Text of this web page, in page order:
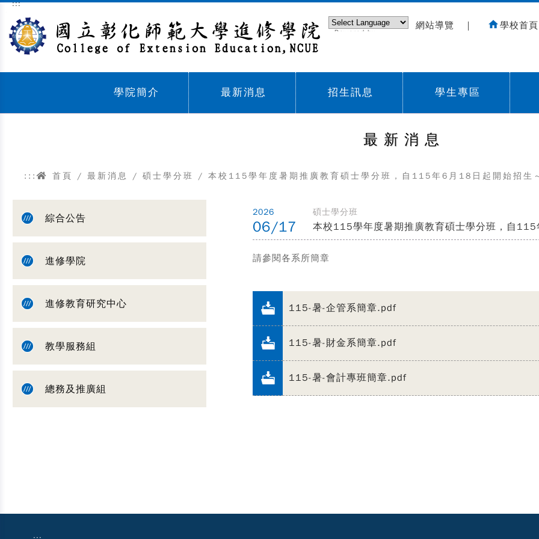
跳到主要內容區塊
:::
Powered by
網站導覽 ｜ 學校首頁
學院簡介 最新消息 招生訊息 學生專區
最新消息
::: 首頁 / 最新消息 / 碩士學分班 / 本校115學年度暑期推廣教育碩士學分班，自115年6月18日起開始招生
綜合公告
進修學院
進修教育研究中心
教學服務組
總務及推廣組
2026
06/17
碩士學分班
本校115學年度暑期推廣教育碩士學分班，自
請參閱各系所簡章
115-暑-企管系簡章.pdf
115-暑-財金系簡章.pdf
115-暑-會計專班簡章.pdf